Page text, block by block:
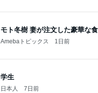
モト冬樹 妻が注文した豪華な
Amebaトピックス 1日前
学生
日本人 7日前